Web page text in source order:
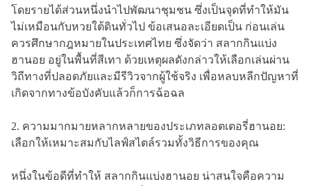
โดยรายได้ส่วนหนึ่งนำไปพัฒนาชุมชน ซึ่งเป็นจุดที่ทำให้มัน
ไม่เหมือนกับหวยใต้ดินทั่วไป ข้อเสนอละเอียดเป็น ก่อนเล่น
ควรศึกษากฎหมายในประเทศไทย ซึ่งจัดว่า สลากกินแบ่ง
ฮานอย อยู่ในพื้นที่สีเทา ด้วยเหตุผลดังกล่าวให้เลือกเล่นผ่าน
วิถีทางที่ปลอดภัยและมีรีวิวจากผู้ใช้จริง เพื่อหลบหลีกปัญหาที่
เกิดจากทางข้อบังคับแล้วก็การฉ้อฉล
2. ความมากมายหลากหลายของประเภทลอตเตอรี่ฮานอย:
เลือกให้เหมาะสมกับไลฟ์สไตล์รวมทั้งวิธีการของคุณ
หนึ่งในข้อดีที่ทำให้ สลากกินแบ่งฮานอย น่าสนใจคือความ